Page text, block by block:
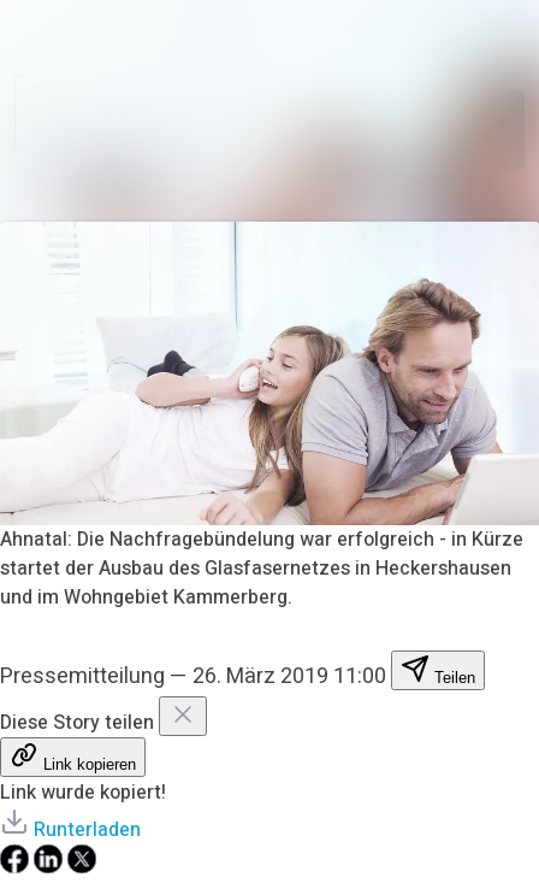
Ahnatal: Die Nachfragebündelung war erfolgreich - in Kürze
startet der Ausbau des Glasfasernetzes in Heckershausen
und im Wohngebiet Kammerberg.
Pressemitteilung — 26. März 2019 11:00 Teilen
Diese Story teilen
Link kopieren
Link wurde kopiert!
Runterladen